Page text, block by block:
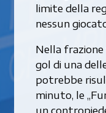
limite della
nessun
Nella frazione
gol di una
potrebbe
minuto, le
un